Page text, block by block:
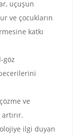
uçuşun
ve çocukların
katkı
göz
ve
ilgi duyan